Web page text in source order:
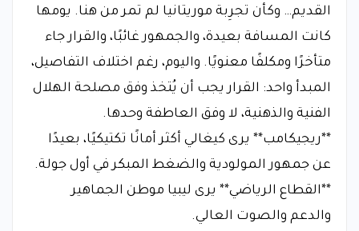
القديم… وكأن تجرِبة موريتانيا لم تمر من هنا. يومها
كانت المسافة بعيدة، والجمهور غائبًا، والقرار جاء
متأخرًا ومكلفًا معنويًا. واليوم، رغم اختلاف التفاصيل،
المبدأ واحد: القرار يجب أن يُتخذ وفق مصلحة الهلال
الفنية والذهنية، لا وفق العاطفة وحدها.
**ريجيكامب** يرى كيغالي أكثر أمانًا تكتيكيًا، بعيدًا
عن جمهور المولودية والضغط المبكر في أول جولة.
**القطاع الرياضي** يرى ليبيا موطن الجماهير
والدعم والصوت العالي.